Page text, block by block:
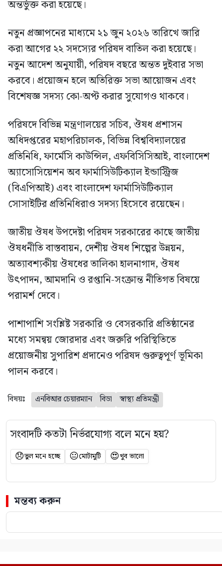
অন্তর্ভুক্ত করা হয়েছে।
নতুন প্রজ্ঞাপনের মাধ্যমে ২১ জুন ২০২৬ তারিখে জারি
করা আগের ২২ সদস্যের পরিষদ বাতিল করা হয়েছে।
নতুন আদেশ অনুযায়ী, পরিষদ বছরে অন্তত দুইবার সভা
করবে। প্রয়োজন হলে অতিরিক্ত সভা আয়োজন এবং
বিশেষজ্ঞ সদস্য কো-অপ্ট করার সুযোগও থাকবে।
পরিষদে বিভিন্ন মন্ত্রণালয়ের সচিব, ঔষধ প্রশাসন
অধিদপ্তরের মহাপরিচালক, বিভিন্ন বিশ্ববিদ্যালয়ের
প্রতিনিধি, ফার্মেসি কাউন্সিল, এফবিসিসিআই, বাংলাদেশ
অ্যাসোসিয়েশন অব ফার্মাসিউটিক্যাল ইন্ডাস্ট্রিজ
(বিএপিআই) এবং বাংলাদেশ ফার্মাসিউটিক্যাল
সোসাইটির প্রতিনিধিরাও সদস্য হিসেবে রয়েছেন।
জাতীয় ঔষধ উপদেষ্টা পরিষদ সরকারের কাছে জাতীয়
ঔষধনীতি বাস্তবায়ন, দেশীয় ঔষধ শিল্পের উন্নয়ন,
অত্যাবশ্যকীয় ঔষধের তালিকা হালনাগাদ, ঔষধ
উৎপাদন, আমদানি ও রপ্তানি-সংক্রান্ত নীতিগত বিষয়ে
পরামর্শ দেবে।
পাশাপাশি সংশ্লিষ্ট সরকারি ও বেসরকারি প্রতিষ্ঠানের
মধ্যে সমন্বয় জোরদার এবং জরুরি পরিস্থিতিতে
প্রয়োজনীয় সুপারিশ প্রদানেও পরিষদ গুরুত্বপূর্ণ ভূমিকা
পালন করবে।
বিষয়ঃ এনবিআর চেয়ারম্যান বিডা স্বাস্থ্য প্রতিমন্ত্রী
সংবাদটি কতটা নির্ভরযোগ্য বলে মনে হয়?
😞ভুল মনে হচ্ছে 😐মোটামুটি 😍খুব ভালো
মন্তব্য করুন